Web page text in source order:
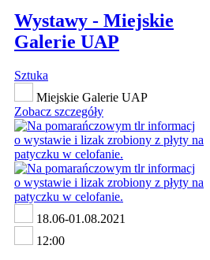
Wystawy - Miejskie
Galerie UAP
Sztuka
Miejskie Galerie UAP
Zobacz szczegóły
18.06-01.08.2021
12:00